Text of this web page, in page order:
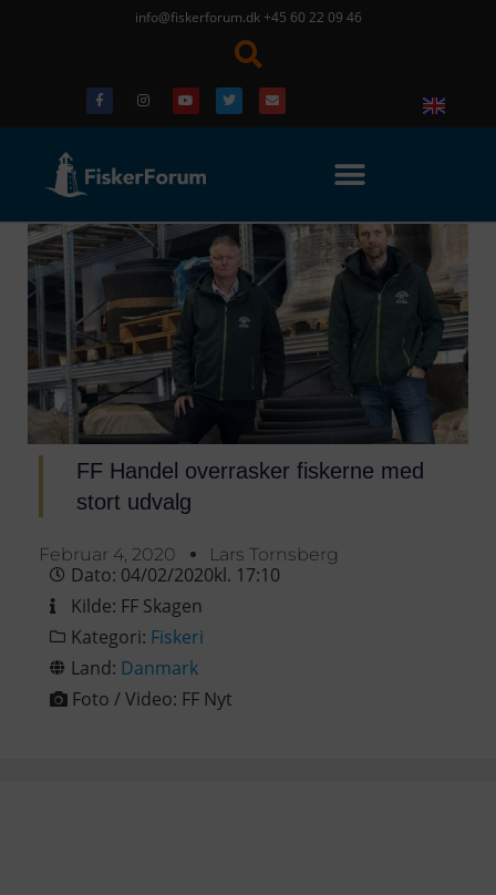
info@fiskerforum.dk +45 60 22 09 46
FF Handel overrasker fiskerne med
stort udvalg
Februar 4, 2020 Lars Tornsberg
Dato: 04/02/2020kl. 17:10
Kilde: FF Skagen
Kategori: Fiskeri
Land: Danmark
Foto / Video: FF Nyt